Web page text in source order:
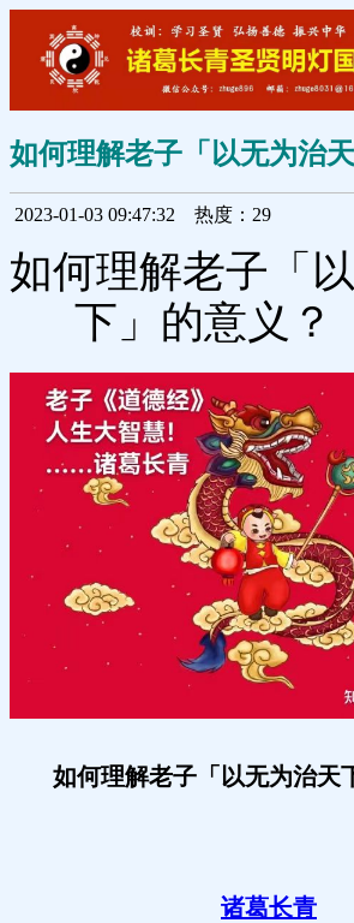
如何理解老子「以无为治
2023-01-03 09:47:32 热度：29
如何理解老子「
下」的意义？
如何理解老子「以无为治天
诸葛长青